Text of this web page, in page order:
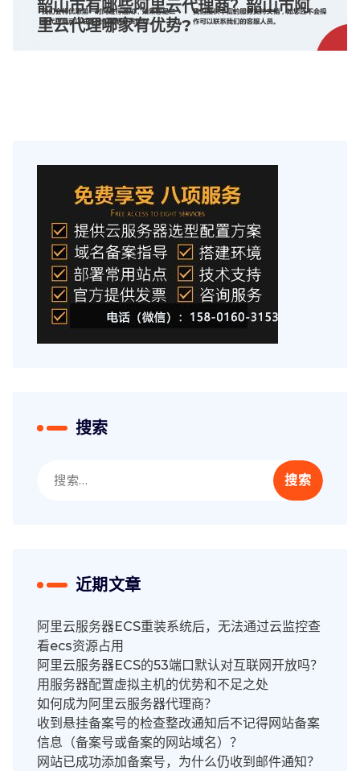
韶山市有哪些阿里云代理商？韶山市阿
里云代理哪家有优势?
搜索
索：
近期文章
阿里云服务器ECS重装系统后，无法通过云监控查
看ecs资源占用
阿里云服务器ECS的53端口默认对互联网开放吗？
用服务器配置虚拟主机的优势和不足之处
如何成为阿里云服务器代理商？
收到悬挂备案号的检查整改通知后不记得网站备案
信息（备案号或备案的网站域名）？
网站已成功添加备案号，为什么仍收到邮件通知？